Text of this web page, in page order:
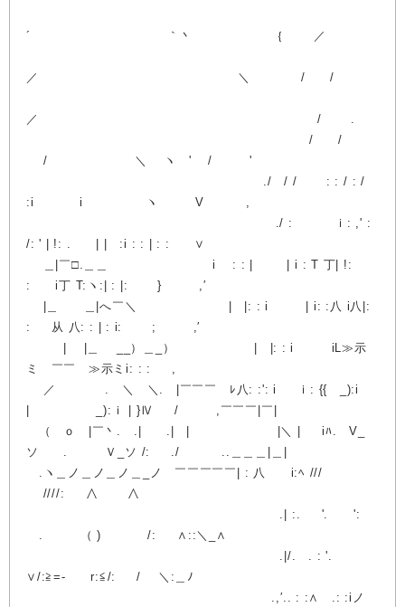
´ ｀丶 ｛ ／
／ ＼ / /
／ / .
/ /
/ ＼ ヽ ' / '
./ / / : : / : /
:i i ヽ V ,
./ : ｉ: ,' :
/: ' | !: . | | :i : : | : : ∨
＿|￣□.＿＿ i : : | | i : T 丁| !:
: i丁 T:ヽ:| : |: } ,′
|＿ ＿|へ￣＼ | |: : i | i: :八 i八|:
: 从 八: : | : i: ; ,′
| |＿ ゝ__）＿_） | |: : i iL≫示
ミ ￣￣ ≫示ミi: : : ,
／ . ＼ ＼. |￣￣￣ ﾚ八: :': i ｉ: {{ _):i
| _):ｉ | }Ⅳ / ,￣￣￣|￣|
（ ｏ |￣丶. .| .| | |＼ | iﾊ. V_
ソ . Ｖ_ソ /: ./ ..＿＿＿|＿|
.ヽ＿ノ＿ノ＿ノ＿_ノ ￣￣￣￣￣| : 八 i:ﾍ ///
////: ∧ ∧
.| :. '. ':
ゝ. （ ) /: ∧::＼_∧
.|/. . : '.
∨/:≧=- r:≦/: / ＼:＿ﾉ
.,′.. : :∧ .: :iノ